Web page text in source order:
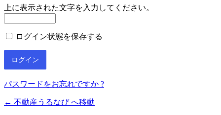
上に表示された文字を入力してください。
ログイン状態を保存する
パスワードをお忘れですか ?
← 不動産うるなび へ移動